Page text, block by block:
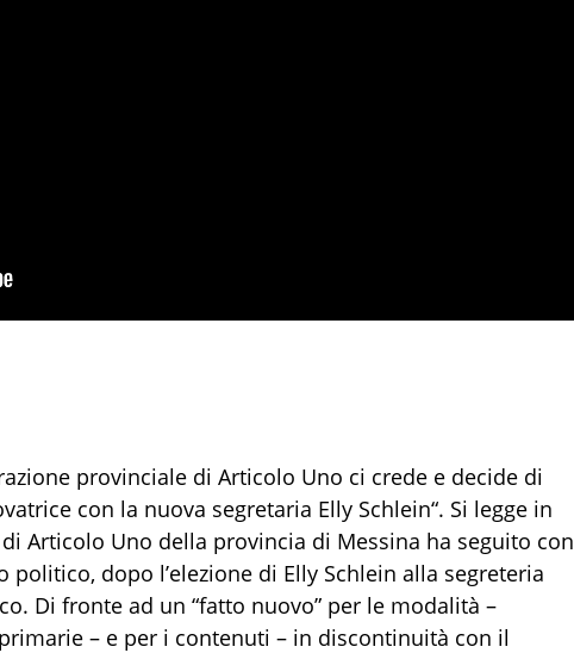
provinciale di Articolo Uno ci crede e decide di
con la nuova segretaria Elly Schlein“. Si legge in
Articolo Uno della provincia di Messina ha seguito con
politico, dopo l’elezione di Elly Schlein alla segreteria
Di fronte ad un “fatto nuovo” per le modalità –
– e per i contenuti – in discontinuità con il